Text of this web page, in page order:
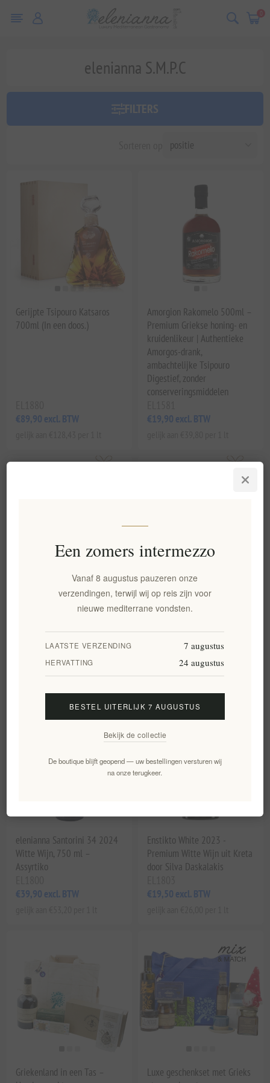
0
elenianna S.M.P.C
FILTERS
Gerijpte Tsipouro Katsaros
700ml (In een doos.)
€89,90 excl. BTW
Amorgion Rakomelo 500ml –
Premium Griekse honing- en
kruidenlikeur | Authentieke
Amorgos-drank,
ambachtelijke Tsipouro
Digestief, zonder
conserveringsmiddelen
€19,90 excl. BTW
Chios Mastiha Wellness Gift
Box – Luxe houten doos |
spijsverteringsgezondheid en
gastronomische voeding
€89,90 excl. BTW
Elenianna Navarino
handtekeningmand
€139,90 excl. BTW
elenianna Santorini 34 2024
Witte Wijn, 750 ml –
Assyrtiko
€39,90 excl. BTW
Enstikto White 2023 -
Premium Witte Wijn uit Kreta
door Silva Daskalakis
€19,50 excl. BTW
Griekenland in een Tas –
Luxe geschenkset met Grieks
Een zomers intermezzo
Vanaf 8 augustus pauzeren onze
verzendingen, terwijl wij op reis zijn voor
nieuwe mediterrane vondsten.
LAATSTE VERZENDING 7 augustus
HERVATTING 24 augustus
BESTEL UITERLIJK 7 AUGUSTUS
Bekijk de collectie
De boutique blijft geopend — uw bestellingen versturen wij
na onze terugkeer.